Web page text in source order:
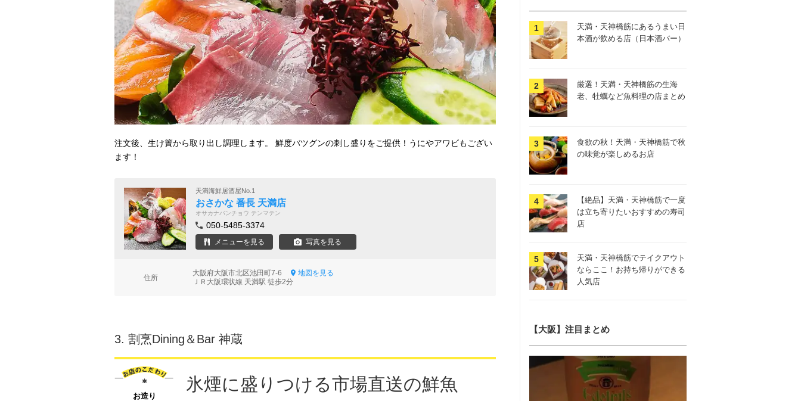
注文後、生け簀から取り出し調理します。 鮮度バツグンの刺し盛りをご提供！うにやアワビもござい
ます！
天満海鮮居酒屋No.1
おさかな 番長 天満店
オサカナバンチョウ テンマテン
050-5485-3374
メニューを見る 写真を見る
住所
大阪府大阪市北区池田町7-6
地図を見る
ＪＲ大阪環状線 天満駅 徒歩2分
3. 割烹Dining＆Bar 神蔵
お造り
氷煙に盛りつける市場直送の鮮魚
天満・天神橋筋にあるうまい日
本酒が飲める店（日本酒バー）
厳選！天満・天神橋筋の生海
老、牡蠣など魚料理の店まとめ
食欲の秋！天満・天神橋筋で秋
の味覚が楽しめるお店
【絶品】天満・天神橋筋で一度
は立ち寄りたいおすすめの寿司
店
天満・天神橋筋でテイクアウト
ならここ！お持ち帰りができる
人気店
【大阪】注目まとめ